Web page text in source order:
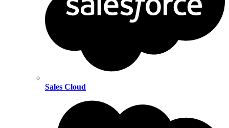
Sales Cloud